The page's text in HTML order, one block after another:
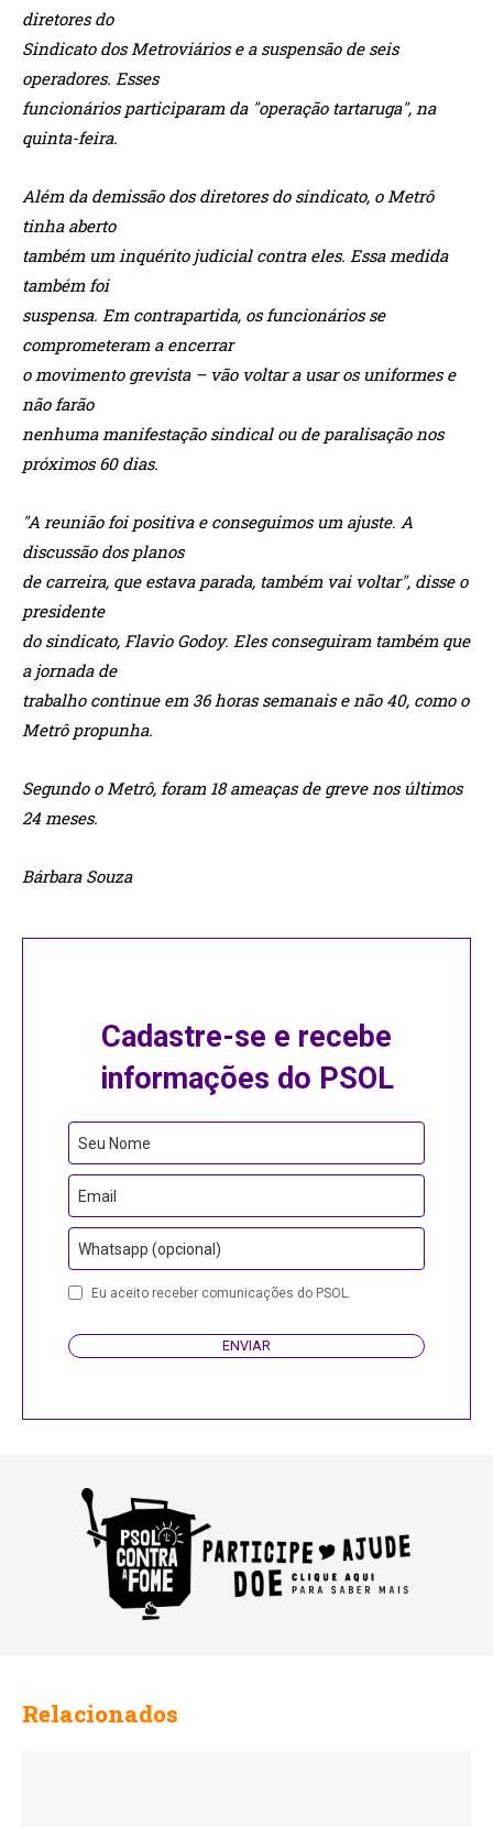
diretores do
Sindicato dos Metroviários e a suspensão de seis
operadores. Esses
funcionários participaram da "operação tartaruga", na
quinta-feira.
Além da demissão dos diretores do sindicato, o Metrô
tinha aberto
também um inquérito judicial contra eles. Essa medida
também foi
suspensa. Em contrapartida, os funcionários se
comprometeram a encerrar
o movimento grevista – vão voltar a usar os uniformes e
não farão
nenhuma manifestação sindical ou de paralisação nos
próximos 60 dias.
"A reunião foi positiva e conseguimos um ajuste. A
discussão dos planos
de carreira, que estava parada, também vai voltar", disse o
presidente
do sindicato, Flavio Godoy. Eles conseguiram também que
a jornada de
trabalho continue em 36 horas semanais e não 40, como o
Metrô propunha.
Segundo o Metrô, foram 18 ameaças de greve nos últimos
24 meses.
Bárbara Souza
Cadastre-se e recebe
informações do PSOL
Phone
Number
Seu Nome
Email
Whatsapp (opcional)
Eu aceito receber comunicações do PSOL.
ENVIAR
Relacionados